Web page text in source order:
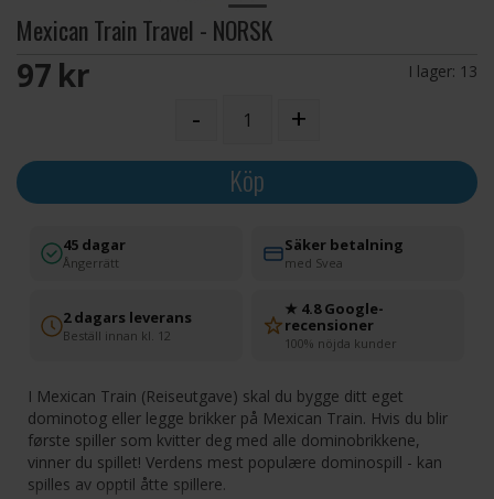
Mexican Train Travel - NORSK
97 SEK I lager: 13
- +
Köp
45 dagar
Ångerrätt
Säker betalning
med Svea
2 dagars leverans
Beställ innan kl. 12
★ 4.8 Google-
recensioner
100% nöjda kunder
I Mexican Train (Reiseutgave) skal du bygge ditt eget
dominotog eller legge brikker på Mexican Train. Hvis du blir
første spiller som kvitter deg med alle dominobrikkene,
vinner du spillet! Verdens mest populære dominospill - kan
spilles av opptil åtte spillere.